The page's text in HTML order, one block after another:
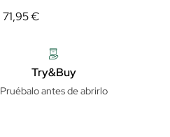
71,95 €
Try&Buy
Pruébalo antes de abrirlo